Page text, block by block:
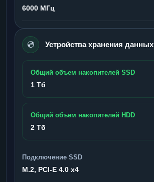
6000 МГц
💿 Устройства хранения данных
Общий объем накопителей SSD
1 Тб
Общий объем накопителей HDD
2 Тб
Подключение SSD
M.2, PCI-E 4.0 x4